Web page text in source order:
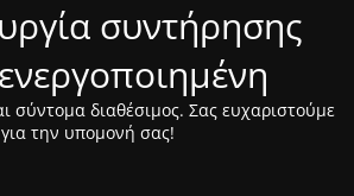
συντήρησης
σύντομα διαθέσιμος. Σας ευχαριστούμε
για την υπομονή σας!